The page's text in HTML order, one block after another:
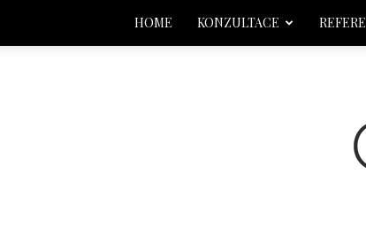
HOME KONZULTACE